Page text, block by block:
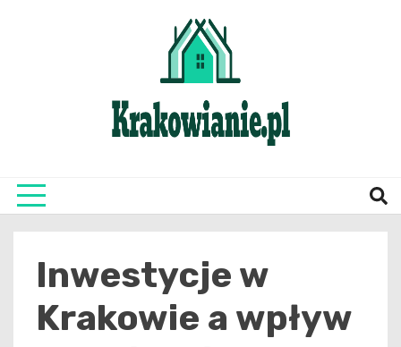
Inwestycje w
Krakowie a wpływ